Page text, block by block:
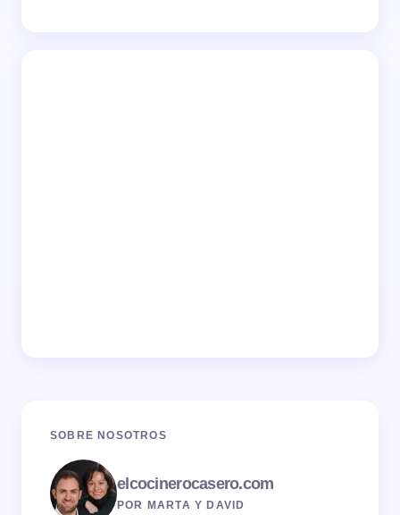
SOBRE NOSOTROS
elcocinerocasero.com
POR MARTA Y DAVID